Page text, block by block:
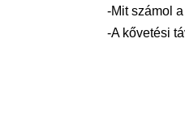
-Mit számol
-A kővetési